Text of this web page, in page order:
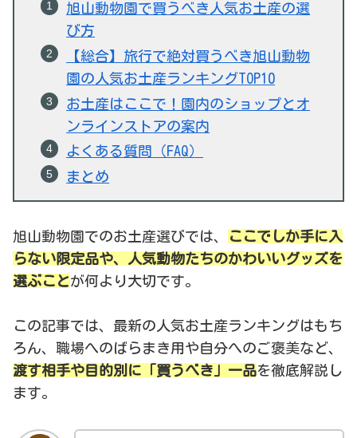
旭山動物園で買うべき人気お土産の選
び方
【総合】旅行で絶対買うべき旭山動物
園の人気お土産ランキングTOP10
お土産はここで！園内のショップとオ
ンラインストアの案内
よくある質問（FAQ）
まとめ
旭山動物園でのお土産選びでは、
ここでしか手に入
らない限定品や、人気動物たちのかわいいグッズを
選ぶことが何より大切です。
この記事では、最新の人気お土産ランキングはもち
ろん、職場へのばらまき用や自分へのご褒美など、
渡す相手や目的別に「買うべき」一品を徹底解説し
ます。